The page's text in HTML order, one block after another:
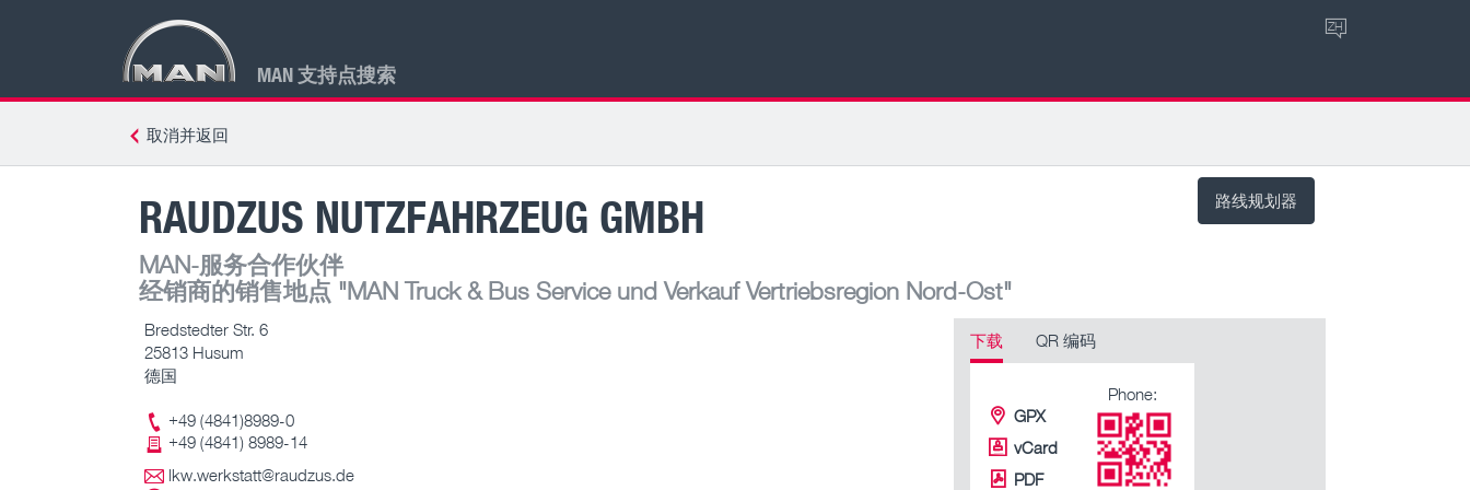
MAN 支持点搜索
ZH
取消并返回
路线规划器
RAUDZUS NUTZFAHRZEUG GMBH
MAN-服务合作伙伴
经销商的销售地点 "MAN Truck & Bus Service und Verkauf Vertriebsregion Nord-Ost"
Bredstedter Str. 6
25813 Husum
德国
+49 (4841)8989-0
+49 (4841) 8989-14
lkw.werkstatt@raudzus.de
下载 QR 编码
GPX
vCard
PDF
Phone: